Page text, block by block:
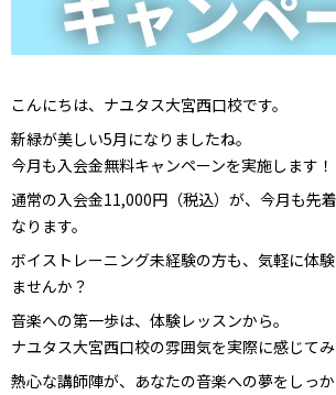
こんにちは、ナユタス大宮西口校です。
新緑が美しい5月になりましたね。
今月も入会金無料キャンペーンを実施します！
通常の入会金11,000円（税込）が、今月も先
なります。
ボイストレーニング未経験の方も、気軽に体
ませんか？
音楽への第一歩は、体験レッスンから。
ナユタス大宮西口校の雰囲気を実際に感じてみ
熱心な講師陣が、あなたの音楽への夢をしっか